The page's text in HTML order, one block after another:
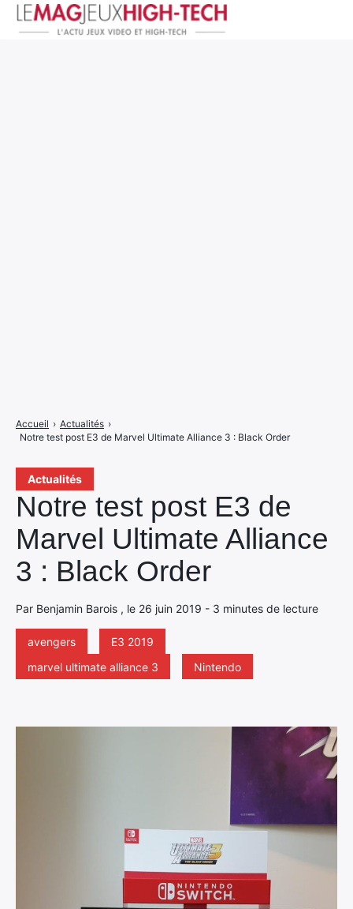
Actualités
Notre test post E3 de
Marvel Ultimate Alliance
3 : Black Order
Par Benjamin Barois , le 26 juin 2019 - 3 minutes de lecture
avengers
E3 2019
marvel ultimate alliance 3
Nintendo
Accueil › Actualités ›
Notre test post E3 de Marvel Ultimate Alliance 3 : Black Order